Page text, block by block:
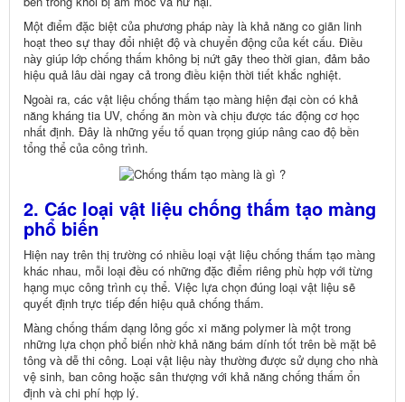
Một điểm đặc biệt của phương pháp này là khả năng co giãn linh
hoạt theo sự thay đổi nhiệt độ và chuyển động của kết cấu. Điều
này giúp lớp chống thấm không bị nứt gãy theo thời gian, đảm bảo
hiệu quả lâu dài ngay cả trong điều kiện thời tiết khắc nghiệt.
Ngoài ra, các vật liệu chống thấm tạo màng hiện đại còn có khả
năng kháng tia UV, chống ăn mòn và chịu được tác động cơ học
nhất định. Đây là những yếu tố quan trọng giúp nâng cao độ bền
tổng thể của công trình.
2. Các loại vật liệu chống thấm tạo màng
phổ biến
Hiện nay trên thị trường có nhiều loại vật liệu chống thấm tạo màng
khác nhau, mỗi loại đều có những đặc điểm riêng phù hợp với từng
hạng mục công trình cụ thể. Việc lựa chọn đúng loại vật liệu sẽ
quyết định trực tiếp đến hiệu quả chống thấm.
Màng chống thấm dạng lỏng gốc xi măng polymer là một trong
những lựa chọn phổ biến nhờ khả năng bám dính tốt trên bề mặt bê
tông và dễ thi công. Loại vật liệu này thường được sử dụng cho nhà
vệ sinh, ban công hoặc sân thượng với khả năng chống thấm ổn
định và chi phí hợp lý.